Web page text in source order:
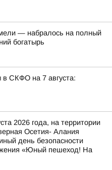
— набралось на полный
богатырь
в СКФО на 7 августа:
2026 года, на территории
Осетия- Алания
день безопасности
«Юный пешеход! На